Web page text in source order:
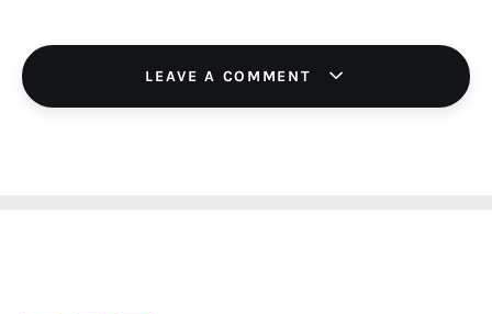
LEAVE A COMMENT